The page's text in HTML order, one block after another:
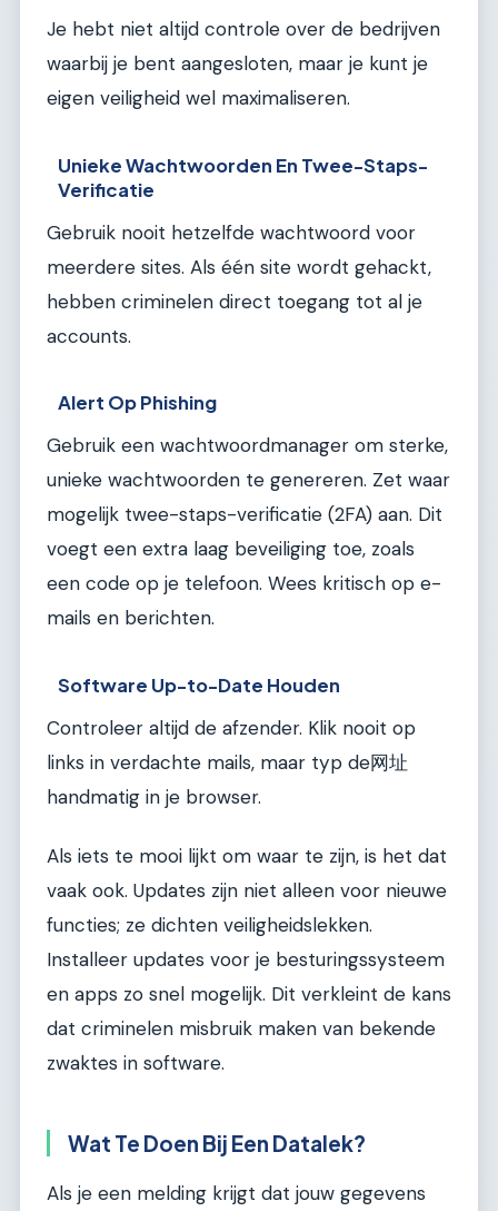
Je hebt niet altijd controle over de bedrijven
waarbij je bent aangesloten, maar je kunt je
eigen veiligheid wel maximaliseren.
Unieke Wachtwoorden En Twee-Staps-
Verificatie
Gebruik nooit hetzelfde wachtwoord voor
meerdere sites. Als één site wordt gehackt,
hebben criminelen direct toegang tot al je
accounts.
Alert Op Phishing
Gebruik een wachtwoordmanager om sterke,
unieke wachtwoorden te genereren. Zet waar
mogelijk twee-staps-verificatie (2FA) aan. Dit
voegt een extra laag beveiliging toe, zoals
een code op je telefoon. Wees kritisch op e-
mails en berichten.
Software Up-to-Date Houden
Controleer altijd de afzender. Klik nooit op
links in verdachte mails, maar typ de网址
handmatig in je browser.
Als iets te mooi lijkt om waar te zijn, is het dat
vaak ook. Updates zijn niet alleen voor nieuwe
functies; ze dichten veiligheidslekken.
Installeer updates voor je besturingssysteem
en apps zo snel mogelijk. Dit verkleint de kans
dat criminelen misbruik maken van bekende
zwaktes in software.
Wat Te Doen Bij Een Datalek?
Als je een melding krijgt dat jouw gegevens